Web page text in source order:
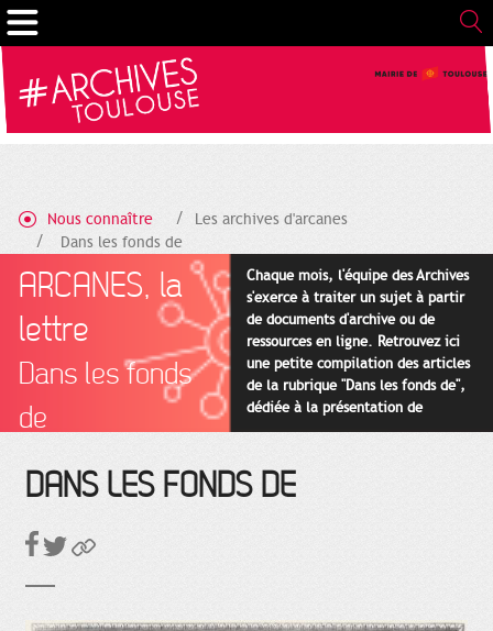
Nous connaître
Les archives d'arcanes
Dans les fonds de
ARCANES, la
lettre
Dans les fonds
de
Chaque mois, l'équipe des Archives
s'exerce à traiter un sujet à partir
de documents d'archive ou de
ressources en ligne. Retrouvez ici
une petite compilation des articles
de la rubrique "Dans les fonds de",
dédiée à la présentation de
documents issus de nos fonds.
DANS LES FONDS DE
Gestion de vos préférences sur les cookies